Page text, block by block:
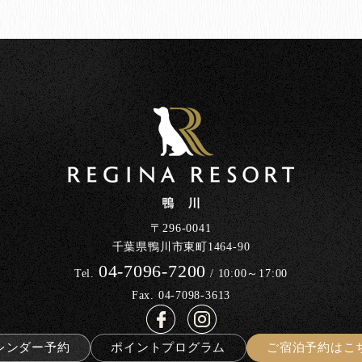
〒296-0041
千葉県鴨川市東町1464-90
Tel.04-7096-7200/ 10:00～17:00
Fax. 04-7098-3613
ンダー予約 ポイントプログラム ご宿泊予約はこ